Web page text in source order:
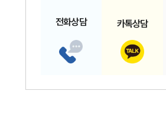
전화상담 카톡상담